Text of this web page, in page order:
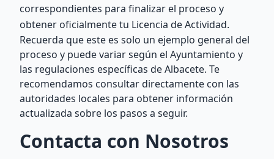
correspondientes para finalizar el proceso y
obtener oficialmente tu Licencia de Actividad.
Recuerda que este es solo un ejemplo general del
proceso y puede variar según el Ayuntamiento y
las regulaciones específicas de Albacete. Te
recomendamos consultar directamente con las
autoridades locales para obtener información
actualizada sobre los pasos a seguir.
Contacta con Nosotros